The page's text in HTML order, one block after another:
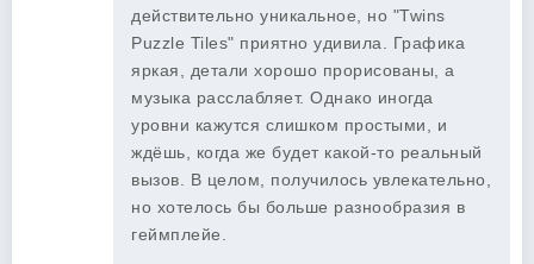
действительно уникальное, но "Twins
Puzzle Tiles" приятно удивила. Графика
яркая, детали хорошо прорисованы, а
музыка расслабляет. Однако иногда
уровни кажутся слишком простыми, и
ждёшь, когда же будет какой-то реальный
вызов. В целом, получилось увлекательно,
но хотелось бы больше разнообразия в
геймплейе.